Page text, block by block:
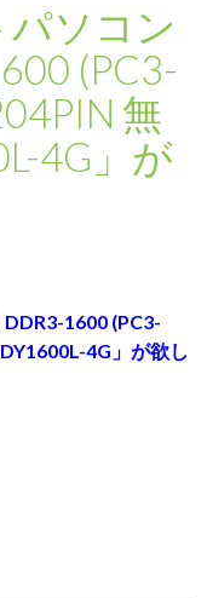
パソコン
(PC3-
無
4G」が
DDR3-1600 (PC3-
4G」が欲し